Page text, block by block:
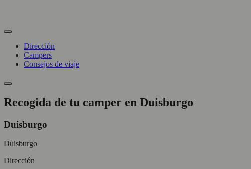
Dirección
Campers
Consejos de viaje
Recogida de tu camper en Duisburgo
Duisburgo
Duisburgo
Dirección